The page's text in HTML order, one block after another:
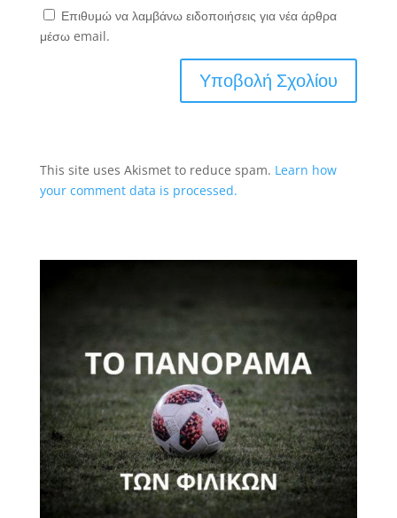
Επιθυμώ να λαμβάνω ειδοποιήσεις για νέα άρθρα
μέσω email.
This site uses Akismet to reduce spam. Learn how
your comment data is processed.